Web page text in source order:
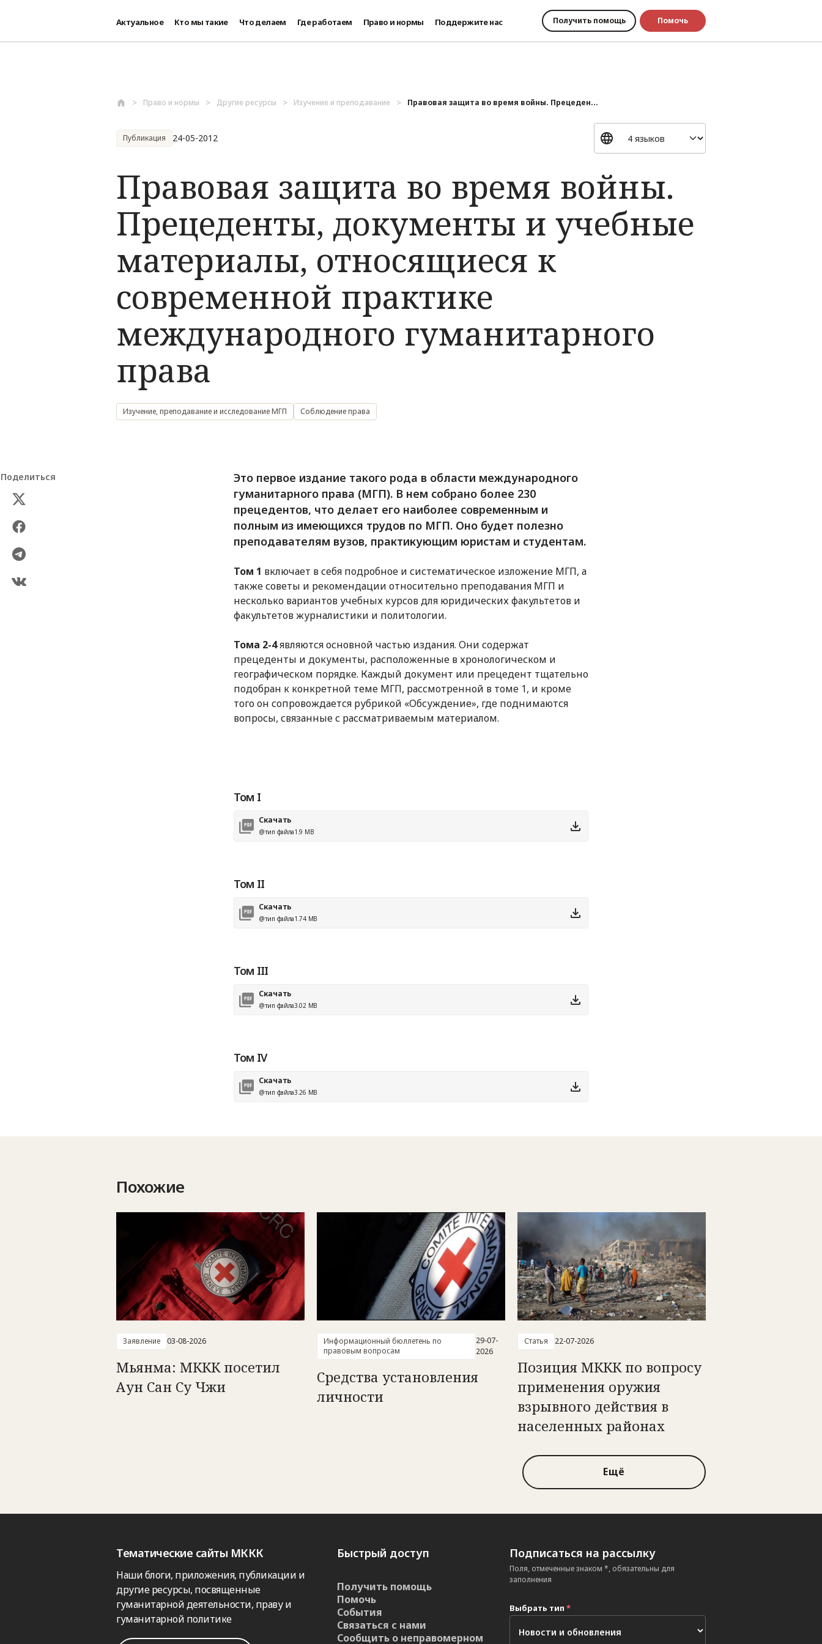
Актуальное Кто мы такие Что делаем Где работаем Право и нормы Поддержите нас Получить помощь Помочь
Право и нормы Другие ресурсы Изучение и преподавание Правовая защита во время войны. Прецеден...
Публикация 24-05-2012
Правовая защита во время войны.
Прецеденты, документы и учебные
материалы, относящиеся к
современной практике
международного гуманитарного
права
Изучение, преподавание и исследование МГП Соблюдение права
Поделиться
Это первое издание такого рода в области международного
гуманитарного права (МГП). В нем собрано более 230
прецедентов, что делает его наиболее современным и
полным из имеющихся трудов по МГП. Оно будет полезно
преподавателям вузов, практикующим юристам и студентам.
Том 1 включает в себя подробное и систематическое изложение МГП, а
также советы и рекомендации относительно преподавания МГП и
несколько вариантов учебных курсов для юридических факультетов и
факультетов журналистики и политологии.
Тома 2-4являются основной частью издания. Они содержат
прецеденты и документы, расположенные в хронологическом и
географическом порядке. Каждый документ или прецедент тщательно
подобран к конкретной теме МГП, рассмотренной в томе 1, и кроме
того он сопровождается рубрикой «Обсуждение», где поднимаются
вопросы, связанные с рассматриваемым материалом.
Том I
Скачать
@тип файла1.9 MB
Том II
Скачать
@тип файла1.74 MB
Том III
Скачать
@тип файла3.02 MB
Том IV
Скачать
@тип файла3.26 MB
Похожие
Заявление 03-08-2026
Мьянма: МККК посетил
Аун Сан Су Чжи
Информационный бюллетень по
правовым вопросам
29-07-
2026
Средства установления
личности
Статья 22-07-2026
Позиция МККК по вопросу
применения оружия
взрывного действия в
населенных районах
Ещё
Тематические сайты МККК
Наши блоги, приложения, публикации и
другие ресурсы, посвященные
гуманитарной деятельности, праву и
гуманитарной политике
Быстрый доступ
Получить помощь
Помочь
События
Связаться с нами
Сообщить о неправомерном
Подписаться на рассылку
Поля, отмеченные знаком *, обязательны для
заполнения
Выбрать тип *